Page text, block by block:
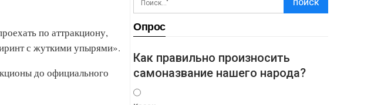
по аттракциону,
с жуткими упырями».
до официального
Опрос
Как правильно произносить
самоназвание нашего народа?